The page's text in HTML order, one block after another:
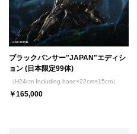
ブラックパンサー"JAPAN"エディシ
ョン (日本限定99体)
（H24cm Including base×22cm×15cm）
￥165,000